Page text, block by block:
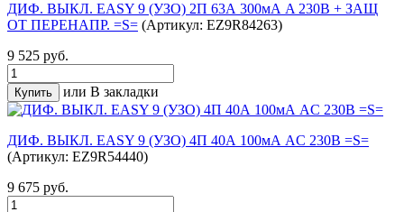
ДИФ. ВЫКЛ. EASY 9 (УЗО) 2П 63А 300мА A 230В + ЗАЩ
ОТ ПЕРЕНАПР. =S= (Артикул: EZ9R84263)
9 525 руб.
или В закладки
ДИФ. ВЫКЛ. EASY 9 (УЗО) 4П 40А 100мА AC 230В =S=
(Артикул: EZ9R54440)
9 675 руб.